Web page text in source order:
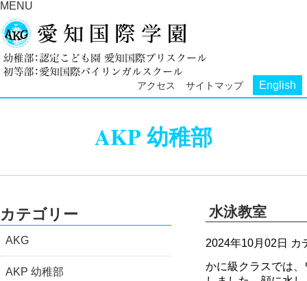
MENU
アクセス サイトマップ English
AKP 幼稚部
水泳教室
2024年10月02日 カ
かに級クラスでは
カテゴリー
AKG
AKP 幼稚部